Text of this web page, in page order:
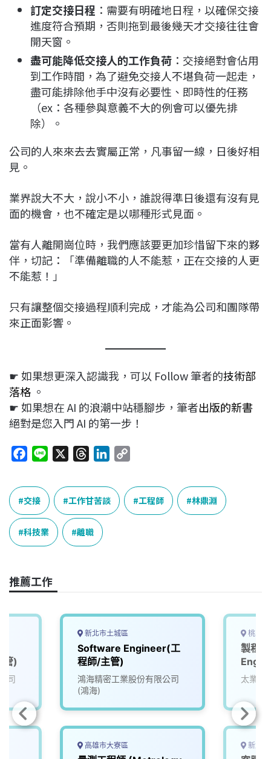
訂定交接日程 ：需要有明確地日程，以確保交接
進度符合預期，否則拖到最後幾天才交接往往會
開天窗。
盡可能降低交接人的工作負荷 ：交接絕對會佔用
到工作時間，為了避免交接人不堪負荷一起走，
盡可能排除他手中沒有必要性、即時性的任務
（ex：各種參與意義不大的例會可以優先排
除）。
公司的人來來去去實屬正常，凡事留一線，日後好相
見。
業界說大不大，說小不小，誰說得準日後還有沒有見
面的機會，也不確定是以哪種形式見面。
當有人離開崗位時，我們應該要更加珍惜留下來的夥
伴，切記：「準備離職的人不能惹，正在交接的人更
不能惹！」
只有讓整個交接過程順利完成，才能為公司和團隊帶
來正面影響。
☛ 如果想更深入認識我，可以 Follow 筆者的技術部
落格 。
☛ 如果想在 AI 的浪潮中站穩腳步，筆者出版的新書
絕對是您入門 AI 的第一步！
c
e
b
o
o
e
r
e
a
d
s
n
k
e
p
y
L
交接 工作甘苦談 工程師 林鼎淵
科技業 離職
推薦工作
管)
司
新北市土城區
Software Engineer(工
程師/主管)
鴻海精密工業股份有限公司
(鴻海)
高雄市大寮區
桃園
製程
太業科
新北